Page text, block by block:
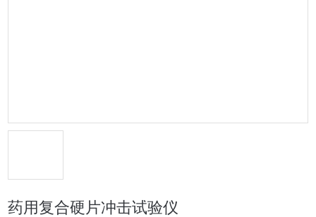
药用复合硬片冲击试验仪